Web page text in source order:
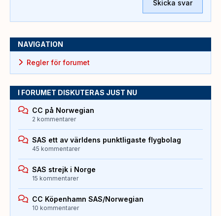
Skicka svar
NAVIGATION
Regler för forumet
I FORUMET DISKUTERAS JUST NU
CC på Norwegian
2 kommentarer
SAS ett av världens punktligaste flygbolag
45 kommentarer
SAS strejk i Norge
15 kommentarer
CC Köpenhamn SAS/Norwegian
10 kommentarer